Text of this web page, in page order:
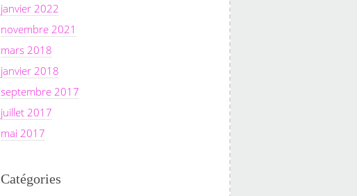
janvier 2022
novembre 2021
mars 2018
janvier 2018
septembre 2017
juillet 2017
mai 2017
Catégories